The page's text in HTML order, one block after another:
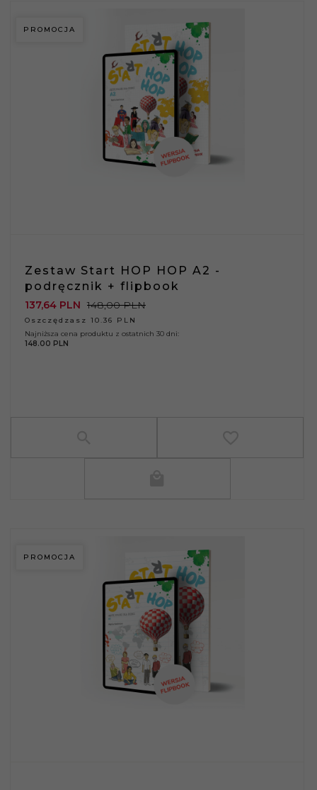
PROMOCJA
Zestaw Start HOP HOP A2 -
podręcznik + flipbook
137,64 PLN 148,00 PLN
Oszczędzasz 10.36 PLN
Najniższa cena produktu z ostatnich 30 dni:
148.00 PLN
PROMOCJA